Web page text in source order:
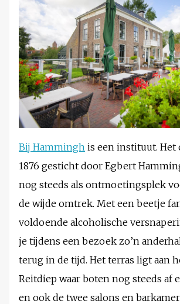
Bij Hammingh is een instituut. Het
1876 gesticht door Egbert
nog steeds als ontmoetingsplek
de wijde omtrek. Met een beetje
voldoende alcoholische
je tijdens een bezoek zo’n
terug in de tijd. Het terras ligt aan
Reitdiep waar boten nog steeds af
en ook de twee salons en